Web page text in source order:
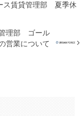
ス賃貸管理部 夏季休
管理部 ゴール
営業について